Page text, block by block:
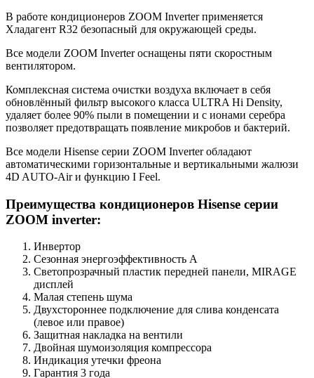
В работе кондиционеров ZOOM Inverter применяется
Хладагент R32 безопасный для окружающей среды.
Все модели ZOOM Inverter оснащены пяти скоростным
вентилятором.
Комплексная система очистки воздуха включает в себя
обновлённый фильтр высокого класса ULTRA Hi Density,
удаляет более 90% пыли в помещении и с ионами серебра
позволяет предотвращать появление микробов и бактерий.
Все модели Hisense серии ZOOM Inverter обладают
автоматическими горизонтальные и вертикальными жалюзи
4D AUTO-Air и функцию I Feel.
Преимущества кондиционеров Hisense серии
ZOOM inverter:
Инвертор
Сезонная энергоэффективность A
Светопрозрачный пластик передней панели, MIRAGE
дисплей
Малая степень шума
Двухстороннее подключение для слива конденсата
(левое или правое)
Защитная накладка на вентили
Двойная шумоизоляция компрессора
Индикация утечки фреона
Гарантия 3 года